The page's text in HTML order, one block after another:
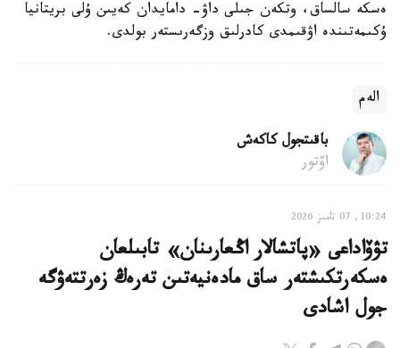
ەسكە سالساق، وتكەن جىلى داۋ- دامايدان كەيىن ۇلى بريتانيا
ۇكىمەتىندە اۋقىمدى كادرلىق وزگەرىستەر بولدى.
الەم
باقىتجول كاكەش
اۆتور
10:24, 07 تامىز 2026
تۋۆاداعى «پاتشالار اڭعارىنان» تابىلعان
ەسكەرتكىشتەر ساق مادەنيەتىن تەرەڭ زەرتتەۋگە
جول اشادى